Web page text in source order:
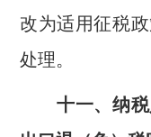
改为适用征税
处理。
十一、纳税